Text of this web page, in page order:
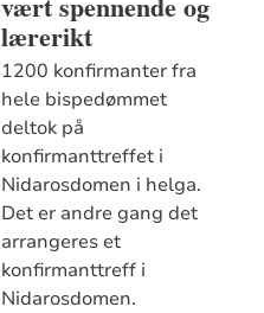
lærerikt
1200 konfirmanter fra
hele bispedømmet
deltok på
konfirmanttreffet i
Nidarosdomen i helga.
Det er andre gang det
arrangeres et
konfirmanttreff i
Nidarosdomen.